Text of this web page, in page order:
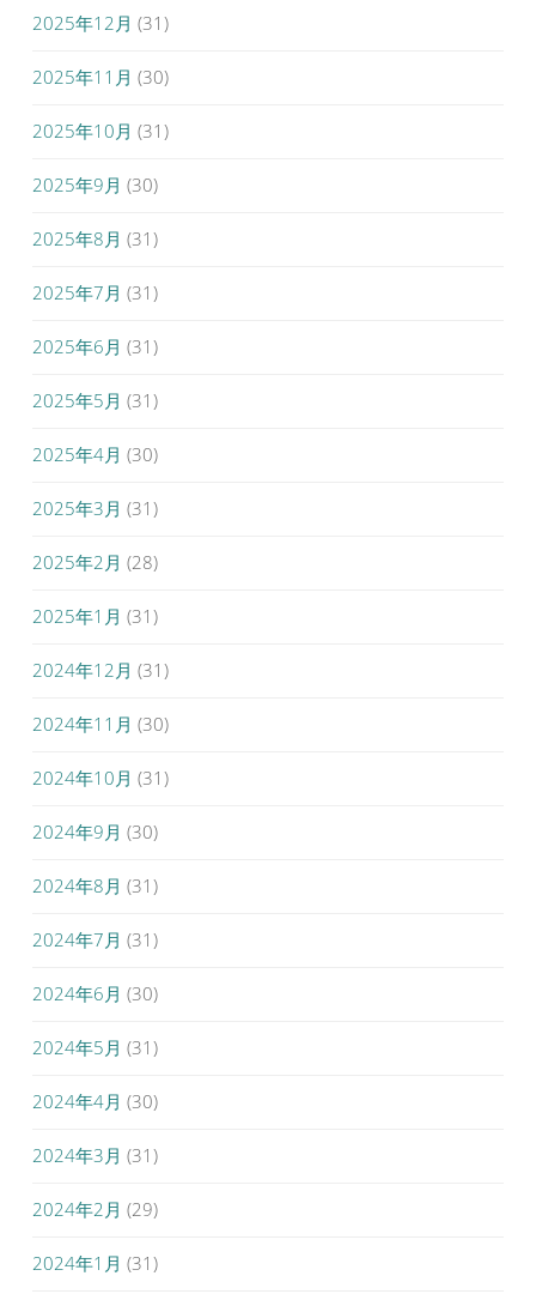
2025年12月 (31)
2025年11月 (30)
2025年10月 (31)
2025年9月 (30)
2025年8月 (31)
2025年7月 (31)
2025年6月 (31)
2025年5月 (31)
2025年4月 (30)
2025年3月 (31)
2025年2月 (28)
2025年1月 (31)
2024年12月 (31)
2024年11月 (30)
2024年10月 (31)
2024年9月 (30)
2024年8月 (31)
2024年7月 (31)
2024年6月 (30)
2024年5月 (31)
2024年4月 (30)
2024年3月 (31)
2024年2月 (29)
2024年1月 (31)